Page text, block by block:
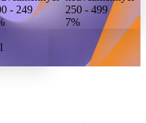
- 249
250 - 499
7%